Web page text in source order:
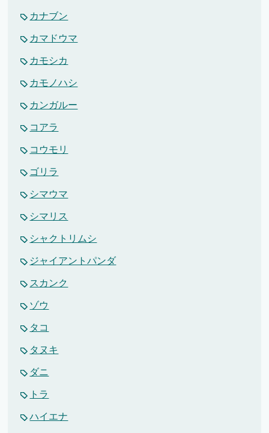
カナブン
カマドウマ
カモシカ
カモノハシ
カンガルー
コアラ
コウモリ
ゴリラ
シマウマ
シマリス
シャクトリムシ
ジャイアントパンダ
スカンク
ゾウ
タコ
タヌキ
ダニ
トラ
ハイエナ